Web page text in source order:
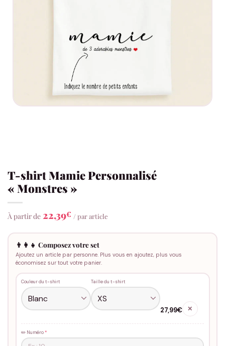
T-shirt Mamie Personnalisé
« Monstres »
À partir de 22,39€ / par article
👨‍👩‍👧 Composez votre set
Ajoutez un article par personne. Plus vous en ajoutez, plus vous
économisez sur tout votre panier.
Couleur du t-shirt Taille du t-shirt
27,99€ ✕
✏️ Numéro*